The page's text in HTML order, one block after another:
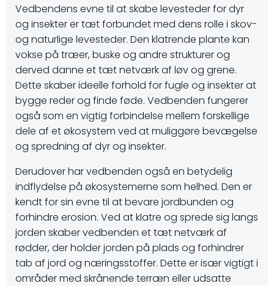
Vedbendens evne til at skabe levesteder for dyr
og insekter er tæt forbundet med dens rolle i skov-
og naturlige levesteder. Den klatrende plante kan
vokse på træer, buske og andre strukturer og
derved danne et tæt netværk af løv og grene.
Dette skaber ideelle forhold for fugle og insekter at
bygge reder og finde føde. Vedbenden fungerer
også som en vigtig forbindelse mellem forskellige
dele af et økosystem ved at muliggøre bevægelse
og spredning af dyr og insekter.
Derudover har vedbenden også en betydelig
indflydelse på økosystemerne som helhed. Den er
kendt for sin evne til at bevare jordbunden og
forhindre erosion. Ved at klatre og sprede sig langs
jorden skaber vedbenden et tæt netværk af
rødder, der holder jorden på plads og forhindrer
tab af jord og næringsstoffer. Dette er især vigtigt i
områder med skrånende terræn eller udsatte